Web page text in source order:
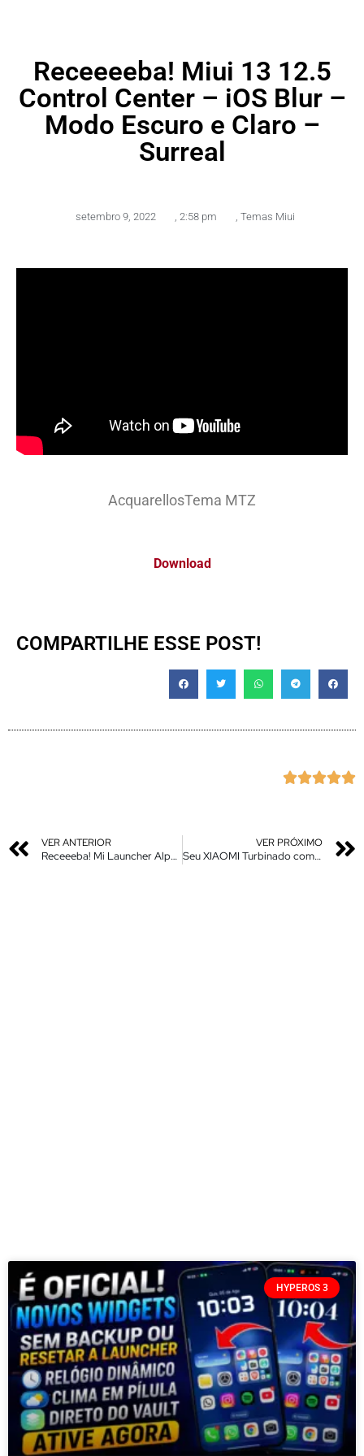
Receeeeba! Miui 13 12.5
Control Center – iOS Blur –
Modo Escuro e Claro –
Surreal
setembro 9, 2022 , 2:58 pm , Temas Miui
AcquarellosTema MTZ
Download
COMPARTILHE ESSE POST!

VER ANTERIOR
Receeeba! Mi Launcher Alpha – Nova Atualização e com a correção que todos queriam
VER PRÓXIMO
Seu XIAOMI Turbinado com os Novos Recursos / Apps da Miui 13 – Instale Agora
HYPEROS 3